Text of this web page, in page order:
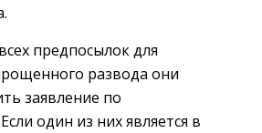
предпосылок для
развода они
заявление по
один из них является в